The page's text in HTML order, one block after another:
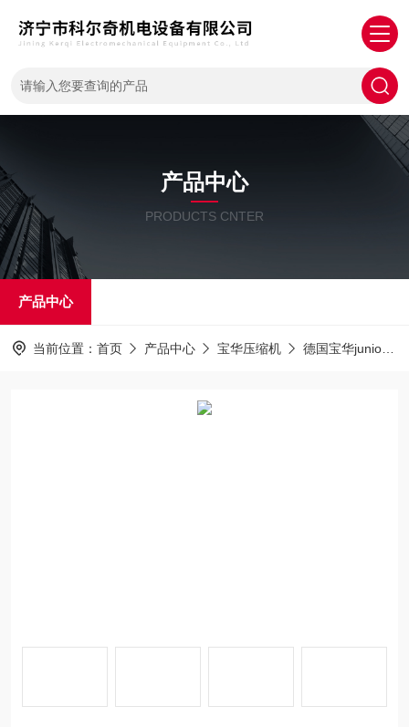
产品中心
PRODUCTS CNTER
产品中心
当前位置： 首页 产品中心 宝华压缩机 德国宝华junior充气泵